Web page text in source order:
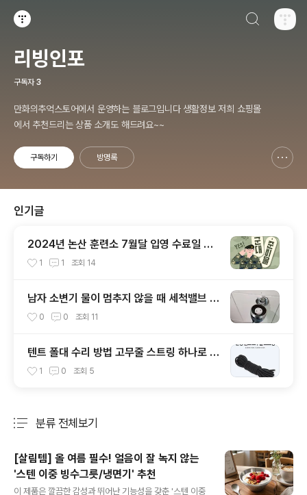
리빙인포
구독자 3
만화의추억스토어에서 운영하는 블로그입니다 생활정보 저희 쇼핑몰
에서 추천드리는 상품 소개도 해드려요~~
구독하기 방명록
인기글
2024년 논산 훈련소 7월달 입영 수료일 및
부대개방시간
1 1 조회 14
남자 소변기 물이 멈추지 않을 때 세척밸브 부
속만 교체하세요!
0 0 조회 11
텐트 폴대 수리 방법 고무줄 스트링 하나로 수
명 연장 꿀팁
1 0 조회 5
분류 전체보기
[살림템] 올 여름 필수! 얼음이 잘 녹지 않는
'스텐 이중 빙수그릇/냉면기' 추천
이 제품은 깔끔한 감성과 뛰어난 기능성을 갖춘 '스텐 이중